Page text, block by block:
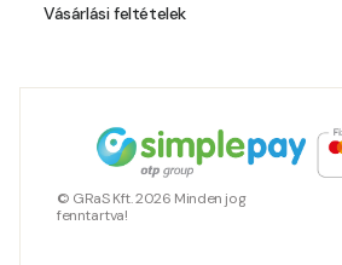
Reddish D
Vásárlási feltételek
© GRaS Kft. 2026 Minden jog
fenntartva!